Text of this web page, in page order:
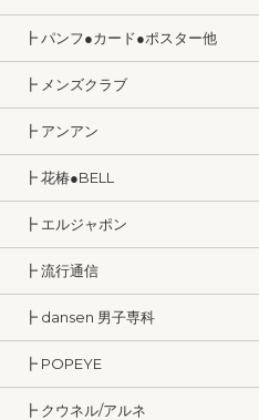
┣ パンフ●カード●ポスター他
┣ メンズクラブ
┣ アンアン
┣ 花椿●BELL
┣ エルジャポン
┣ 流行通信
┣ dansen 男子専科
┣ POPEYE
┣ クウネル/アルネ